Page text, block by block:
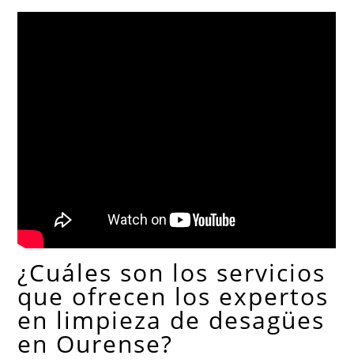
¿Cuáles son los servicios
que ofrecen los expertos
en limpieza de desagües
en Ourense?